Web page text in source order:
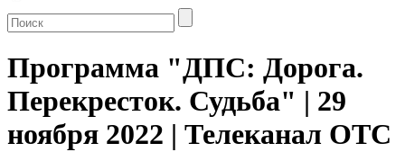
Программа "ДПС: Дорога.
Перекресток. Судьба" | 29
ноября 2022 | Телеканал ОТС